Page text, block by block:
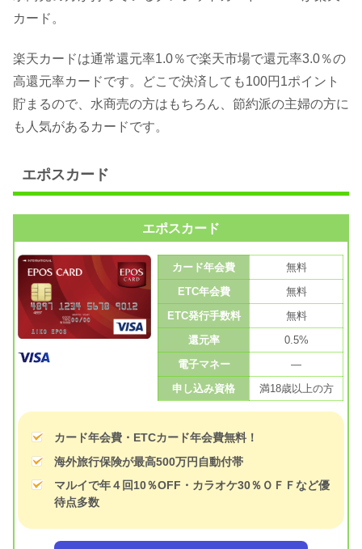
カード。
楽天カードは通常還元率1.0％で楽天市場で還元率3.0％の
高還元率カードです。どこで決済しても100円1ポイント
貯まるので、水商売の方はもちろん、節約派の主婦の方に
も人気があるカードです。
エポスカード
エポスカード
カード年会費
無料
ETC年会費
無料
ETC発行手数料
無料
還元率
0.5%
電子マネー
—
申し込み資格
満18歳以上の方
カード年会費・ETCカード年会費無料！
海外旅行保険が最高500万円自動付帯
マルイで年４回10％OFF・カラオケ30％ＯＦＦなど優
待点多数